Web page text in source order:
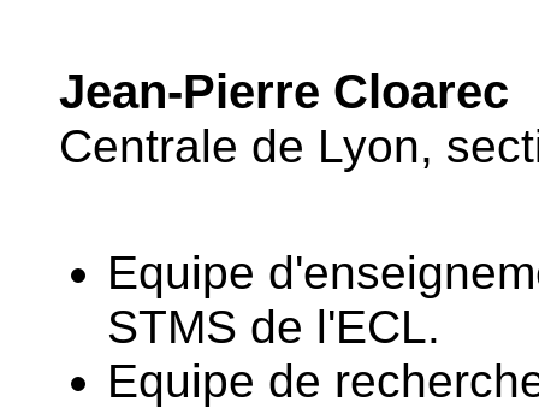
Jean-Pierre Cloarec
Centrale de Lyon,
Equipe
STMS de l'ECL.
Equipe de